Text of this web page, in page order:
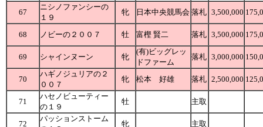
67
ニシノファンシーの
１９
牝 日本中央競馬会 落札 3,500,000
68 ノビーの２００７ 牡 富樫 賢二 落札 3,500,000
69 シャインヌーン 牝
(有)ビッグレッ
ドファーム
落札 3,000,000
70
ハギノジュリアの２
００７
牝 松本 好雄 落札 2,500,000
71
ハセノビューティー
の１９
牡 主取
72
パッションストーム
牝 主取